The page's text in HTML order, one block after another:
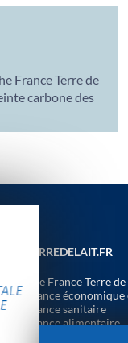
France Terre de
carbone des
démarche France Terre
économique
sanitaire
performance alimentaire